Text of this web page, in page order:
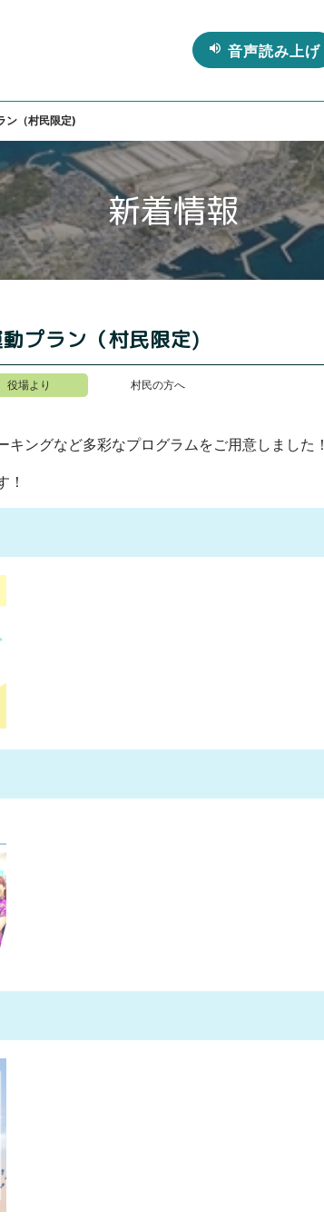
ン（村民限定)
新着情報
プラン（村民限定)
役場より 村民の方へ
ングなど多彩なプログラムをご用意しました！
！